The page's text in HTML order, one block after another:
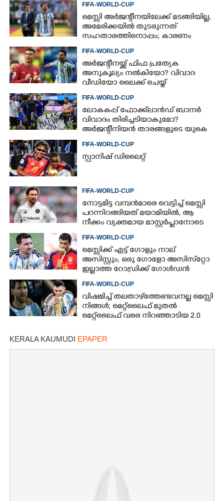
FIFA-WORLD-CUP
മെസ്സി അര്‍ജന്റീനയിലേക്ക് മടങ്ങിയില്ല,
അമേരിക്കയില്‍ തുടരുന്നത്
സഹതാരത്തിനൊപ്പം; കാരണം
FIFA-WORLD-CUP
അർജന്റീനയ്ക്ക് ഫിഫ പ്രത്യേക
അനുകൂല്യം നൽകിയോ? വിവാദ
വീഡിയോ ലൈക്ക് ചെയ്ത്
FIFA-WORLD-CUP
ലോകകപ്പ് ഫോക്ക്‌ലാൻഡ് ബാനർ
വിവാദം തിരിച്ചടിയാകുമോ?
അർജന്റീനിയൻ താരങ്ങളുടെ യുകെ
FIFA-WORLD-CUP
സ്പാനിഷ് ഡിലൈറ്റ്
FIFA-WORLD-CUP
നോട്ടമിട്ട വമ്പന്‍മാരെ വെട്ടിച്ച് മെസ്സി
പറന്നിറങ്ങിയത് മയാമിയില്‍, ആ
നീക്കം വ്യക്തമായ മാസ്റ്റര്‍പ്ലാനോടെ
FIFA-WORLD-CUP
മെസ്സിക്ക് എട്ട് ഗോളും നാല്
അസിസ്റ്റും, ഒരു ഗോളോ അസിസ്‌റ്റോ
ഇല്ലാത്ത റോഡ്രിക്ക് ഗോള്‍ഡന്‍
FIFA-WORLD-CUP
വിഷമിച്ച് തലതാഴ്‌ത്തേണ്ടവനല്ല മെസ്സി
നിങ്ങള്‍; മെറ്റ്‌ലൈഫ് മുതല്‍
മെറ്റ്‌ലൈഫ് വരെ നിറഞ്ഞാടിയ 2.0
KERALA KAUMUDI EPAPER